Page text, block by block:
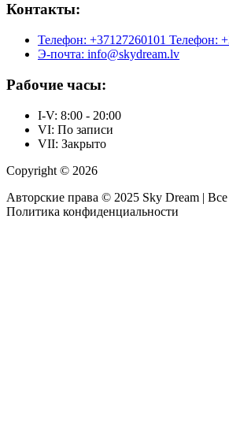
Контакты:
Телефон: +37127260101 Телефон:
Э-почта: info@skydream.lv
Рабочие часы:
I-V: 8:00 - 20:00
VI: По записи
VII: Закрыто
Copyright © 2026
Авторские права © 2025 Sky Dream |
Политика конфиденциальности